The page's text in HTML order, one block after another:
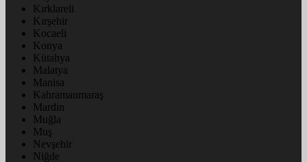
Kırklareli
Kırşehir
Kocaeli
Konya
Kütahya
Malatya
Manisa
Kahramanmaraş
Mardin
Muğla
Muş
Nevşehir
Niğde